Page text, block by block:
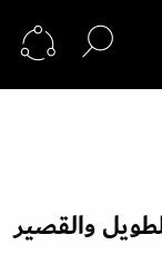
والقصير